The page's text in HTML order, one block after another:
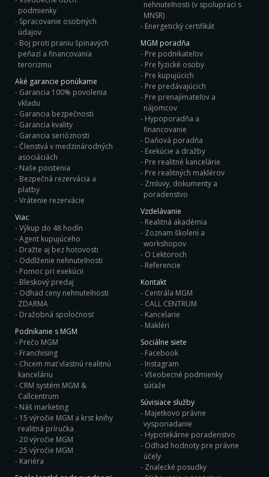
podmienky
Spracovanie osobných
údajov
Boj proti praniu špinavých
peňazí a financovania
terorizmu
Aké garancie ponúkame
Garancia 100% povolenia
vkladu
Garancia bezpečnosti
Garancia kvality
Garancia serióznosti
Členstvá v medzinárodných
asociáciách
Naše poistenia
Bezpečná rezervácia a
platby
Vrátenie rezervácie
Viac
Výkup do 48 hodín
Agent kupujúceho
Dražte aj bez hotovosti
Oddlženie nehnuteľnosti
Pomoc pri exekúcii
Bleskový predaj
Odhad ceny nehnuteľnosti
ZDARMA
Dražobná spoločnosť
Podnikanie s MGM
Prečo MGM
Franchising
Chcem mať vlastnú realitnú
kanceláriu
CRM systém MGM &
Callcentrum
Náš marketing
15 výročie MGM a krst knihy
realitná príručka
20 výročie MGM
25 výročie MGM
Kariéra
nehnuteľnosti (v spolupraci s
MNSR)
Energetický certifikát
MGM poradňa
Pre podnikateľov
Pre fyzické osoby
Pre kupujúcich
Pre predávajúcich
Pre prenajímateľov a
nájomcov
Hypoporadňa a
financovanie
Daňová poradňa
Exekúcie a dražby
Pre realitné kancelárie
Pre realitných maklérov
Zmluvy, dokumenty a
poradenstvo
Vzdelávanie
Realitná akadémia
Zoznam školení a
workshopov
O Lektoroch
Referencie
Kontakt
Centrála MGM
CALL CENTRUM
Kancelarie
Makléri
Sociálne siete
Facebook
Instagram
Všeobecné podmienky
súťaže
Súvisiace služby
Majetkovo právne
vysporiadanie
Hypotekárne poradenstvo
Odhad hodnoty pre právne
účely
Znalecké posudky